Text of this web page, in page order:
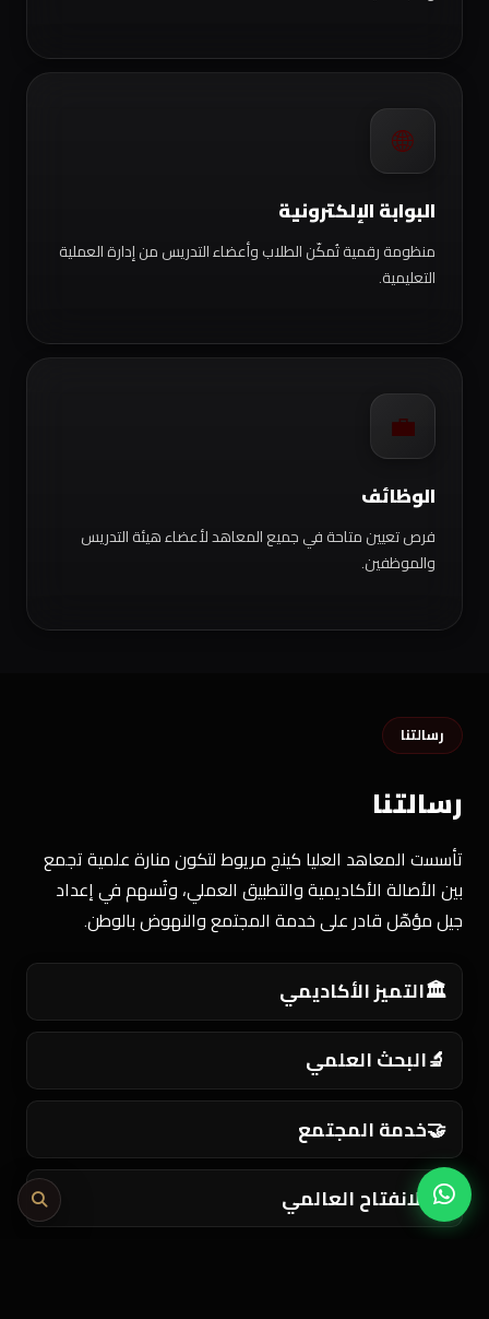
🌐
البوابة الإلكترونية
منظومة رقمية تُمكّن الطلاب وأعضاء التدريس من إدارة العملية
التعليمية.
💼
الوظائف
فرص تعيين متاحة في جميع المعاهد لأعضاء هيئة التدريس
والموظفين.
رسالتنا
رسالتنا
تأسست المعاهد العليا كينج مريوط لتكون منارة علمية تجمع
بين الأصالة الأكاديمية والتطبيق العملي، وتُسهم في إعداد
جيل مؤهّل قادر على خدمة المجتمع والنهوض بالوطن.
🏛️التميز الأكاديمي
🔬 البحث العلمي
🤝خدمة المجتمع
🌍 الانفتاح العالمي